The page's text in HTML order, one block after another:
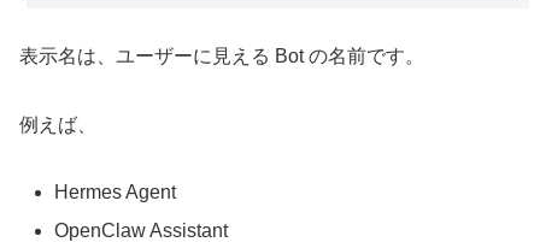
表示名は、ユーザーに見える Bot の名前です。
例えば、
Hermes Agent
OpenClaw Assistant